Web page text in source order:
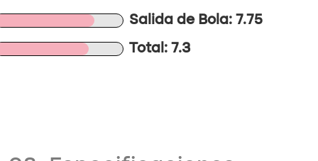
Salida de Bola: 7.75
Total: 7.3